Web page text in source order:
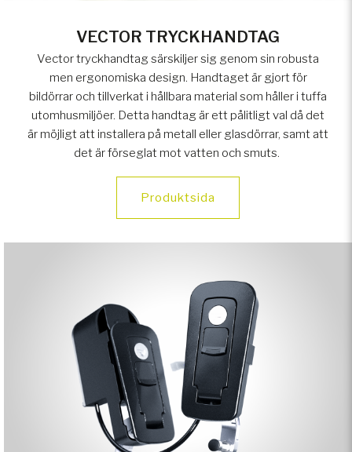
VECTOR TRYCKHANDTAG
Vector tryckhandtag särskiljer sig genom sin robusta
men ergonomiska design. Handtaget är gjort för
bildörrar och tillverkat i hållbara material som håller i tuffa
utomhusmiljöer. Detta handtag är ett pålitligt val då det
är möjligt att installera på metall eller glasdörrar, samt att
det är förseglat mot vatten och smuts.
Produktsida